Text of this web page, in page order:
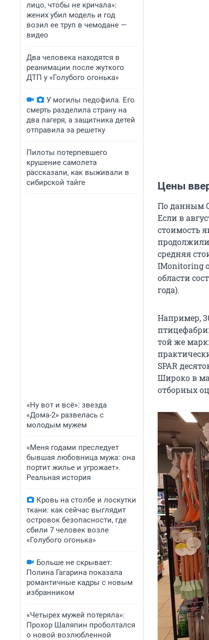
лицо, чтобы не кричала»:
жених убил модель и год
возил ее труп в чемодане —
видео
Два человека находятся в
реанимации после жуткого
ДТП у «Голубого огонька»
У могилы педофила. Его
смерть разделила страну на
два лагеря, а защитника детей
отправила за решетку
Пилоты потерпевшего
крушение самолета
рассказали, как выживали в
сибирской тайге
«Ну вот и всё»: звезда
«Дома-2» развелась с
молодым мужем
«Меня годами преследует
бывшая любовница мужа: она
портит жилье и угрожает».
Реальная история
Кровь на столбе и лоскутки
ткани: как сейчас выглядит
островок безопасности, где
сбили 7 человек возле
«Голубого огонька»
Больше не скрывает:
Полина Гагарина показала
романтичные кадры с новым
избранником
«Четырех мужей потеряла»:
Прохор Шаляпин проболтался
о новой возлюбленной
Цены
По данным
Если в
стоимость
продолжили
средняя
IMonitoring
области
года).
Например,
той же
SPAR
Широко в
отборных